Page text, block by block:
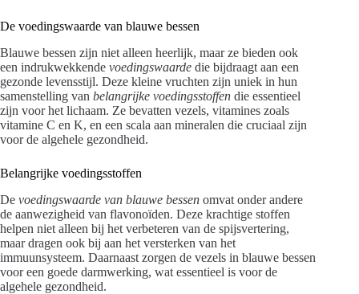
De voedingswaarde van blauwe bessen
Blauwe bessen zijn niet alleen heerlijk, maar ze bieden ook
een indrukwekkende voedingswaarde die bijdraagt aan een
gezonde levensstijl. Deze kleine vruchten zijn uniek in hun
samenstelling van belangrijke voedingsstoffen die essentieel
zijn voor het lichaam. Ze bevatten vezels, vitamines zoals
vitamine C en K, en een scala aan mineralen die cruciaal zijn
voor de algehele gezondheid.
Belangrijke voedingsstoffen
De voedingswaarde van blauwe bessen omvat onder andere
de aanwezigheid van flavonoïden. Deze krachtige stoffen
helpen niet alleen bij het verbeteren van de spijsvertering,
maar dragen ook bij aan het versterken van het
immuunsysteem. Daarnaast zorgen de vezels in blauwe bessen
voor een goede darmwerking, wat essentieel is voor de
algehele gezondheid.